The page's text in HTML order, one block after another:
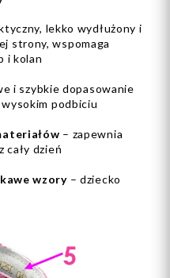
lekko wydłużony i
strony, wspomaga
i kolan
i szybkie dopasowanie
podbiciu
– zapewnia
cały dzień
wzory– dziecko